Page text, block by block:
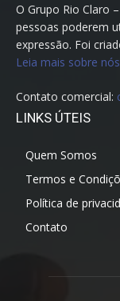
O Grupo Rio Claro
pessoas poderem
expressão. Foi
Leia mais sobre nós
Contato comercial:
LINKS ÚTEIS
Quem Somos
Termos e
Política de
Contato